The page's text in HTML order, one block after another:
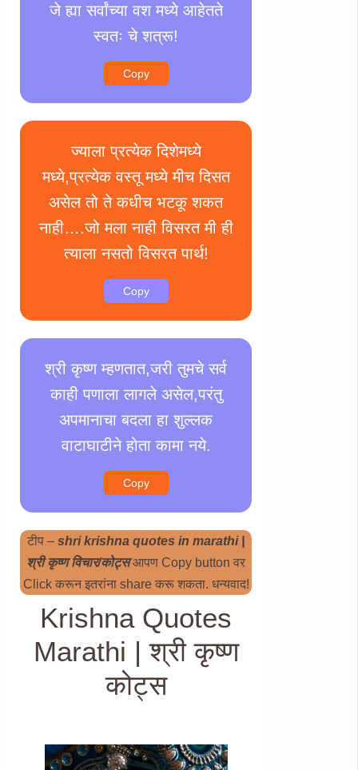
जे ह्या सर्वांच्या वश मध्ये आहेतते
स्वतः चे शत्रू!
Copy
ज्याला प्रत्येक दिशेमध्ये
मध्ये,प्रत्येक वस्तू मध्ये मीच दिसत
असेल तो ते कधीच भटकू शकत
नाही….जो मला नाही विसरत मी ही
त्याला नसतो विसरत पार्थ!
Copy
श्री कृष्ण म्हणतात,जरी तुमचे सर्व
काही पणाला लागले असेल,परंतु
अपमानाचा बदला हा शुल्लक
वाटाघाटीने होता कामा नये.
Copy
टीप –shri krishna quotes in marathi |
श्री कृष्ण विचार/कोट्सआपण Copy button वर
Click करून इतरांना share करू शकता. धन्यवाद!
Krishna Quotes
Marathi | श्री कृष्ण
कोट्स